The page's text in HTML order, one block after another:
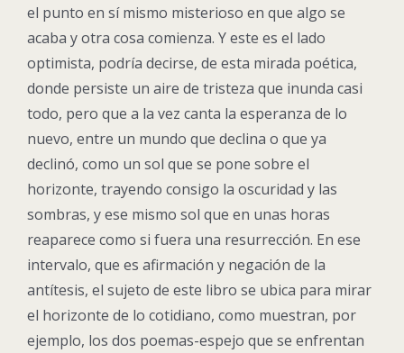
el punto en sí mismo misterioso en que algo se
acaba y otra cosa comienza. Y este es el lado
optimista, podría decirse, de esta mirada poética,
donde persiste un aire de tristeza que inunda casi
todo, pero que a la vez canta la esperanza de lo
nuevo, entre un mundo que declina o que ya
declinó, como un sol que se pone sobre el
horizonte, trayendo consigo la oscuridad y las
sombras, y ese mismo sol que en unas horas
reaparece como si fuera una resurrección. En ese
intervalo, que es afirmación y negación de la
antítesis, el sujeto de este libro se ubica para mirar
el horizonte de lo cotidiano, como muestran, por
ejemplo, los dos poemas-espejo que se enfrentan